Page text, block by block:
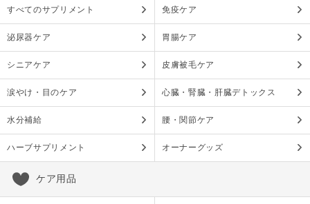
すべてのサプリメント 免疫ケア
泌尿器ケア 胃腸ケア
シニアケア 皮膚被毛ケア
涙やけ・目のケア 心臓・腎臓・肝臓デトックス
水分補給 腰・関節ケア
ハーブサプリメント オーナーグッズ
ケア用品